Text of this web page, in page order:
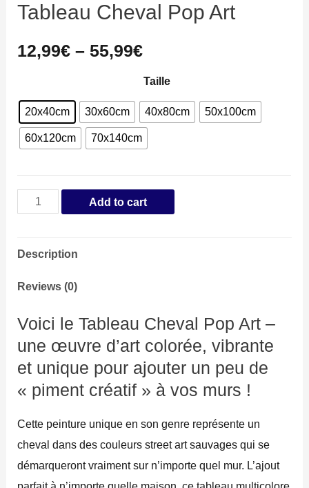
Tableau Cheval Pop Art
12,99€ –55,99€
Taille
20x40cm 30x60cm 40x80cm 50x100cm
60x120cm 70x140cm
Tableau
Art
quantity
Add to cart
Description
Reviews (0)
Voici le Tableau Cheval Pop Art –
une œuvre d’art colorée, vibrante
et unique pour ajouter un peu de
« piment créatif » à vos murs !
Cette peinture unique en son genre représente un
cheval dans des couleurs street art sauvages qui se
démarqueront vraiment sur n’importe quel mur. L’ajout